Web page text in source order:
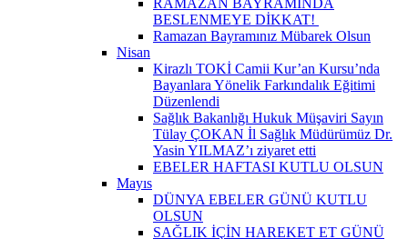
BESLENMEYE DİKKAT! ​
Ramazan Bayramınız Mübarek Olsun
Nisan
Kirazlı TOKİ Camii Kur’an Kursu’nda
Bayanlara Yönelik Farkındalık Eğitimi
Düzenlendi
Sağlık Bakanlığı Hukuk Müşaviri Sayın
Tülay ÇOKAN İl Sağlık Müdürümüz Dr.
Yasin YILMAZ’ı ziyaret etti
EBELER HAFTASI KUTLU OLSUN
Mayıs
DÜNYA EBELER GÜNÜ KUTLU
OLSUN
SAĞLIK İÇİN HAREKET ET GÜNÜ